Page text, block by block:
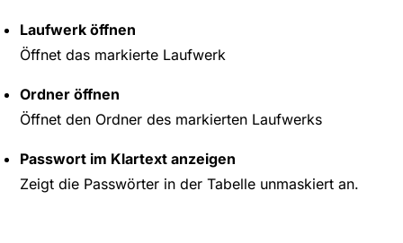
Laufwerk öffnen
Öffnet das markierte Laufwerk
Ordner öffnen
Öffnet den Ordner des markierten Laufwerks
Passwort im Klartext anzeigen
Zeigt die Passwörter in der Tabelle unmaskiert an.